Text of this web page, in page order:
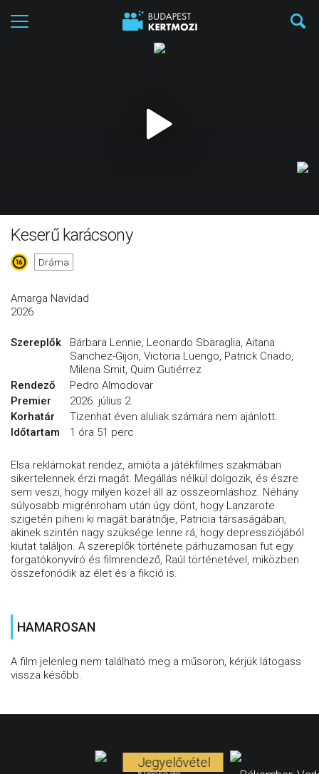
Keserű karácsony
Dráma
Amarga Navidad
2026
Szereplők
Bárbara Lennie, Leonardo Sbaraglia, Aitana
Sanchez-Gijon, Victoria Luengo, Patrick Criado,
Milena Smit, Quim Gutiérrez
Rendező
Pedro Almodovar
Premier
2026. július 2.
Korhatár
Tizenhat éven aluliak számára nem ajánlott.
Időtartam
1 óra 51 perc
Elsa reklámokat rendez, amióta a játékfilmes szakmában
sikertelennek érzi magát. Megállás nélkül dolgozik, és észre
sem veszi, hogy milyen közel áll az összeomláshoz. Néhány
súlyosabb migrénroham után úgy dönt, hogy Lanzarote
szigetén piheni ki magát barátnője, Patricia társaságában,
akinek szintén nagy szüksége lenne rá, hogy depressziójából
kiutat találjon. A szereplők története párhuzamosan fut egy
forgatókönyvíró és filmrendező, Raúl történetével, miközben
összefonódik az élet és a fikció is.
HAMAROSAN
A film jelenleg nem található meg a műsoron, kérjük látogass
vissza később.
Jegyelővétel